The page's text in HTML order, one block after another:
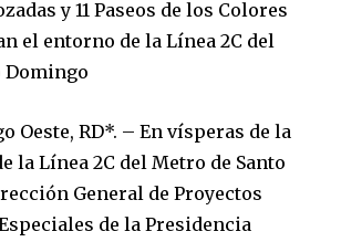
y 11 Paseos de los Colores
el entorno de la Línea 2C del
Domingo
Oeste, RD*. – En vísperas de la
la Línea 2C del Metro de Santo
General de Proyectos
de la Presidencia